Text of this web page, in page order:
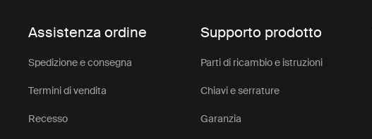
Assistenza ordine
Spedizione e consegna
Termini di vendita
Recesso
Supporto prodotto
Parti di ricambio e istruzioni
Chiavi e serrature
Garanzia